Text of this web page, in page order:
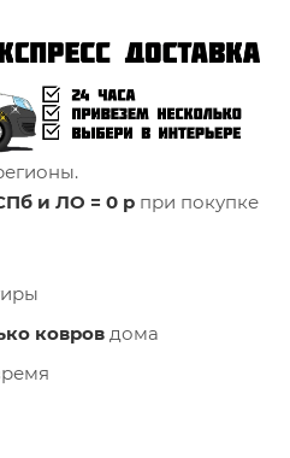
и ЛО = 0 р при покупке
ковров дома